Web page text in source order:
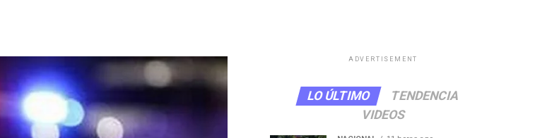
ADVERTISEMENT
LO ÚLTIMO
TENDENCIA
VIDEOS